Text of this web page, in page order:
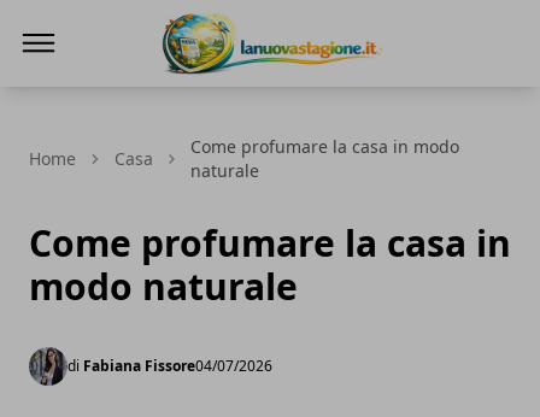
Home Casa
Come profumare la casa in modo
naturale
Come profumare la casa in
modo naturale
di Fabiana Fissore04/07/2026